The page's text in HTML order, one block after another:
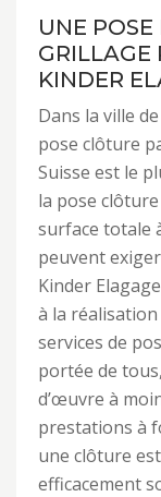
UNE
GRILLAGE
KINDER
Dans la ville
pose clôture
Suisse est le
la pose
surface totale
peuvent
Kinder
à la
services de
portée de
d’œuvre à
prestations à
une clôture
efficacement